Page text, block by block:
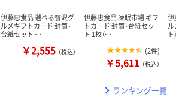
伊藤忠食品 選べる贅沢グ
ルメギフトカード 封筒・
台紙セット …
￥2,555 （税込）
伊藤忠食品 凍眠市場 ギフ
トカード 封筒・台紙セッ
ト 1枚（…
(2件)
￥5,611 （税込）
伊
ランキング一覧